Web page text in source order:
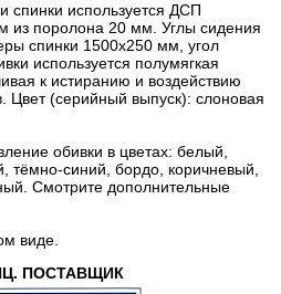
спинки используется ДСП
из поролона 20 мм. Углы сидения
спинки 1500х250 мм, угол
используется полумягкая
к истиранию и воздействию
Цвет (серийный выпуск): слоновая
обивки в цветах: белый,
тёмно-синий, бордо, коричневый,
Смотрите дополнительные
виде.
ПОСТАВЩИК